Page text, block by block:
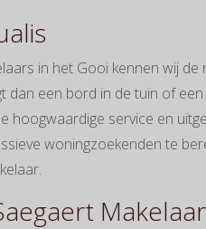
in het Gooi kennen wij
dan een bord in de tuin of
hoogwaardige service en
woningzoekenden te